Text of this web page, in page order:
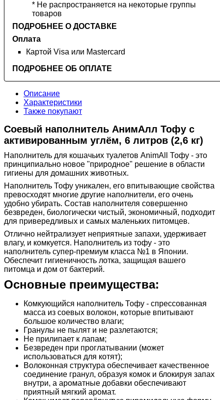
* Не распространяется на некоторые группы
товаров
ПОДРОБНЕЕ О ДОСТАВКЕ
Оплата
Картой Visa или Mastercard
ПОДРОБНЕЕ ОБ ОПЛАТЕ
Описание
Характеристики
Также покупают
Соевый наполнитель АнимАлл Тофу с
активированным углём, 6 литров (2,6 кг)
Наполнитель для кошачьих туалетов AnimAll Тофу - это
принципиально новое "природное" решение в области
гигиены для домашних животных.
Наполнитель Тофу уникален, его впитывающие свойства
превосходят многие другие наполнители, его очень
удобно убирать. Состав наполнителя совершенно
безвреден, биологически чистый, экономичный, подходит
для привередливых и самых маленьких питомцев.
Отлично нейтрализует неприятные запахи, удерживает
влагу, и комкуется. Наполнитель из тофу - это
наполнитель супер-премиум класса №1 в Японии.
Обеспечит гигиеничность лотка, защищая вашего
питомца и дом от бактерий.
Основные преимущества:
Комкующийся наполнитель Тофу - спрессованная
масса из соевых волокон, которые впитывают
большое количество влаги;
Гранулы не пылят и не разлетаются;
Не прилипает к лапам;
Безвреден при проглатывании (может
использоваться для котят);
Волоконная структура обеспечивает качественное
соединение гранул, образуя комок и блокируя запах
внутри, а ароматные добавки обеспечивают
приятный мягкий аромат.